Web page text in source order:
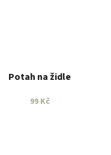
Potah na židle
99 Kč